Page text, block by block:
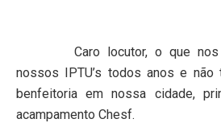
Caro locutor, o que
nossos IPTU’s todos anos e não
benfeitoria em nossa cidade,
acampamento Chesf.